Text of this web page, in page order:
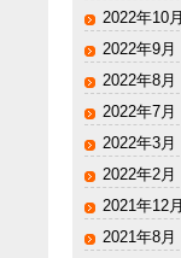
2022年10月
2022年9月
2022年8月
2022年7月
2022年3月
2022年2月
2021年12月
2021年8月